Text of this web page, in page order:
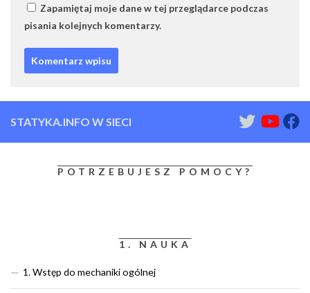
Zapamiętaj moje dane w tej przeglądarce podczas
pisania kolejnych komentarzy.
STATYKA.INFO W SIECI
POTRZEBUJESZ POMOCY?
1. NAUKA
1. Wstęp do mechaniki ogólnej